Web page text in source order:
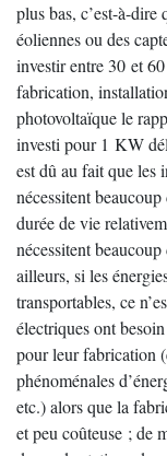
plus bas, c’est-à-
éoliennes ou des
investir entre 30 et
fabrication,
photovoltaïque le
investi pour 1 KW
est dû au fait que les
nécessitent
durée de vie
nécessitent
ailleurs, si les
transportables, ce
électriques ont
pour leur fabrication
phénoménales
etc.) alors que la
et peu coûteuse ; de